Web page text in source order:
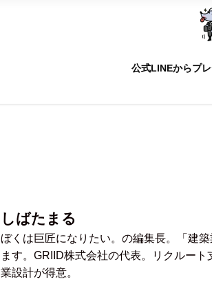
公式LINEからプ
しばたまる
ぼくは巨匠になりたい。の編集長。「建
ます。GRIID株式会社の代表。リクルー
業設計が得意。